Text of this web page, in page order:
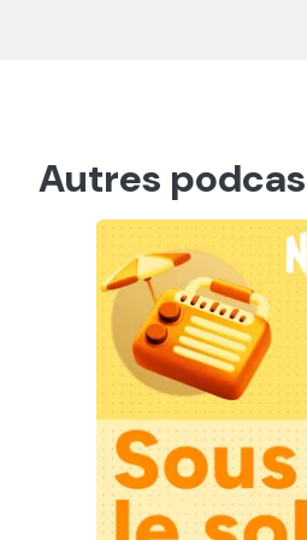
Autres